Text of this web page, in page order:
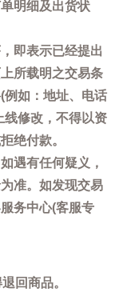
明细及出货状
即表示已经提出
所载明之交易条
例如：地址、电话
线修改，不得以资
绝付款。
遇有任何疑义，
准。如发现交易
务中心(客服专
回商品。